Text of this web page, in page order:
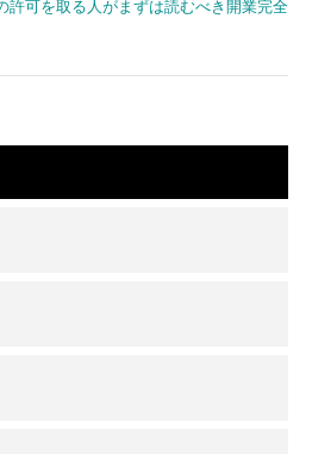
許可を取る人がまずは読むべき開業完全